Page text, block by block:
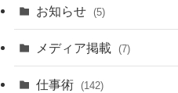
お知らせ (5)
メディア掲載 (7)
仕事術 (142)